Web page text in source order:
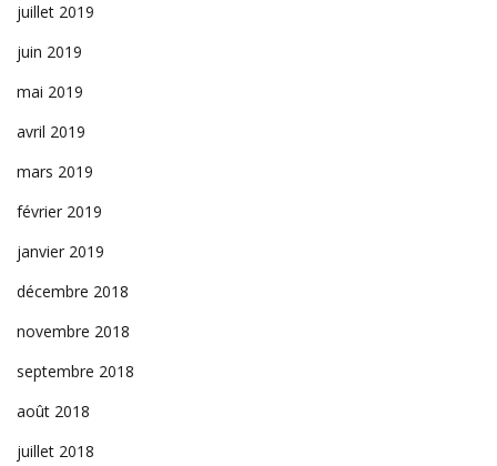
juillet 2019
juin 2019
mai 2019
avril 2019
mars 2019
février 2019
janvier 2019
décembre 2018
novembre 2018
septembre 2018
août 2018
juillet 2018